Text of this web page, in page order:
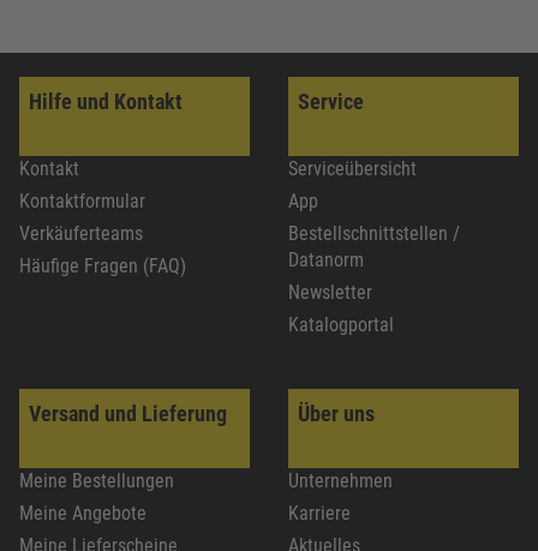
Hilfe und Kontakt
Kontakt
Kontaktformular
Verkäuferteams
Häufige Fragen (FAQ)
Service
Serviceübersicht
App
Bestellschnittstellen /
Datanorm
Newsletter
Katalogportal
Versand und Lieferung
Meine Bestellungen
Meine Angebote
Meine Lieferscheine
Über uns
Unternehmen
Karriere
Aktuelles